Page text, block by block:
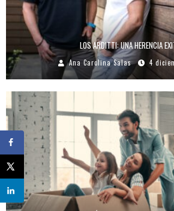
LOS ARDITTI: UNA HERENCIA
Ana Carolina Salas 4